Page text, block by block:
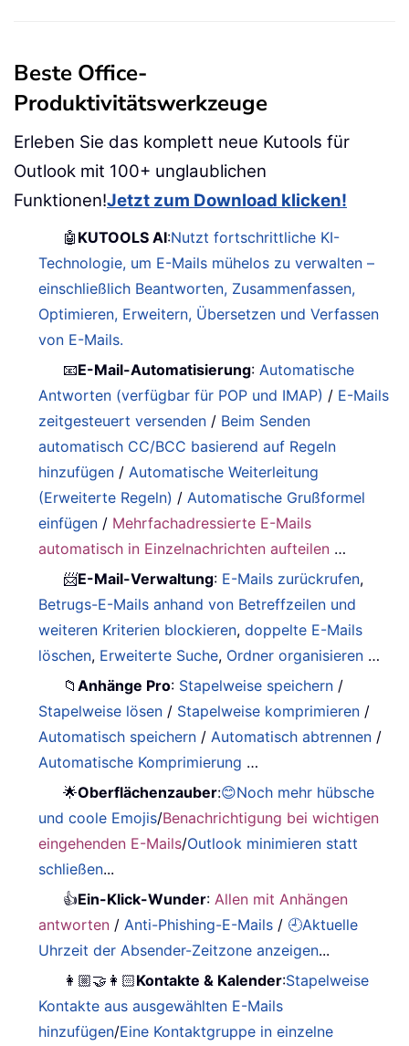
Beste Office-
Produktivitätswerkzeuge
Erleben Sie das komplett neue Kutools für
Outlook mit 100+ unglaublichen
Funktionen!Jetzt zum Download klicken!
🤖 KUTOOLS AI:Nutzt fortschrittliche KI-
Technologie, um E-Mails mühelos zu verwalten –
einschließlich Beantworten, Zusammenfassen,
Optimieren, Erweitern, Übersetzen und Verfassen
von E-Mails.
📧E-Mail-Automatisierung: Automatische
Antworten (verfügbar für POP und IMAP) / E-Mails
zeitgesteuert versenden / Beim Senden
automatisch CC/BCC basierend auf Regeln
hinzufügen / Automatische Weiterleitung
(Erweiterte Regeln) / Automatische Grußformel
einfügen / Mehrfachadressierte E-Mails
automatisch in Einzelnachrichten aufteilen …
📨E-Mail-Verwaltung: E-Mails zurückrufen,
Betrugs-E-Mails anhand von Betreffzeilen und
weiteren Kriterien blockieren,doppelte E-Mails
löschen, Erweiterte Suche, Ordner organisieren …
📁Anhänge Pro: Stapelweise speichern /
Stapelweise lösen / Stapelweise komprimieren /
Automatisch speichern / Automatisch abtrennen /
Automatische Komprimierung …
🌟Oberflächenzauber:😊Noch mehr hübsche
und coole Emojis/Benachrichtigung bei wichtigen
eingehenden E-Mails/Outlook minimieren statt
schließen...
👍Ein-Klick-Wunder: Allen mit Anhängen
antworten / Anti-Phishing-E-Mails / 🕘Aktuelle
Uhrzeit der Absender-Zeitzone anzeigen...
👩🏼‍🤝‍👩🏻Kontakte & Kalender:Stapelweise
Kontakte aus ausgewählten E-Mails
hinzufügen/Eine Kontaktgruppe in einzelne